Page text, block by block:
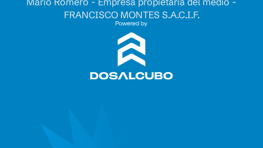
FRANCISCO MONTES S.A.C.I.F.